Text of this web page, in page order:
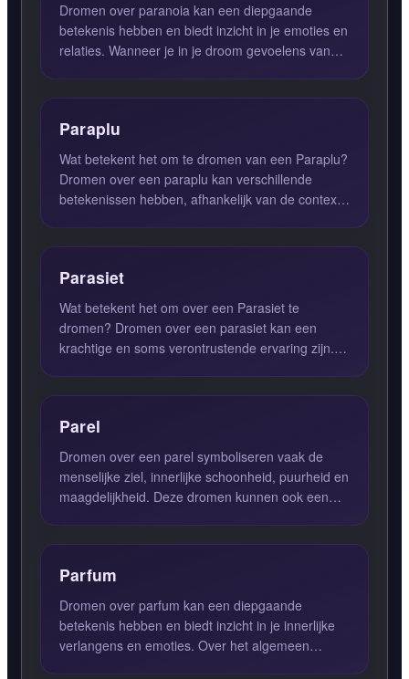
Dromen over paranoia kan een diepgaande
betekenis hebben en biedt inzicht in je emoties en
relaties. Wanneer je in je droom gevoelens van
Paraplu
Wat betekent het om te dromen van een Paraplu?
Dromen over een paraplu kan verschillende
betekenissen hebben, afhankelijk van de context
Parasiet
Wat betekent het om over een Parasiet te
dromen? Dromen over een parasiet kan een
krachtige en soms verontrustende ervaring zijn. In
Parel
Dromen over een parel symboliseren vaak de
menselijke ziel, innerlijke schoonheid, puurheid en
maagdelijkheid. Deze dromen kunnen ook een
Parfum
Dromen over parfum kan een diepgaande
betekenis hebben en biedt inzicht in je innerlijke
verlangens en emoties. Over het algemeen